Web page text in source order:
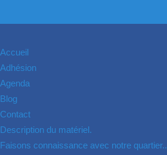
Accueil
Adhésion
Agenda
Blog
Contact
Description du matériel.
Faisons connaissance avec notre quartier..